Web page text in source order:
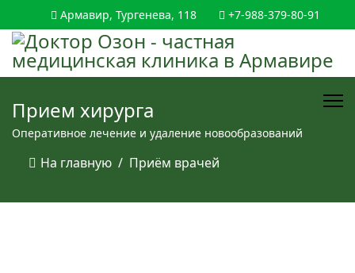
Армавир, Тургенева, 118 +7-988-379-80-91
Прием хирурга
Оперативное лечение и удаление новообразований
На главную Приём врачей